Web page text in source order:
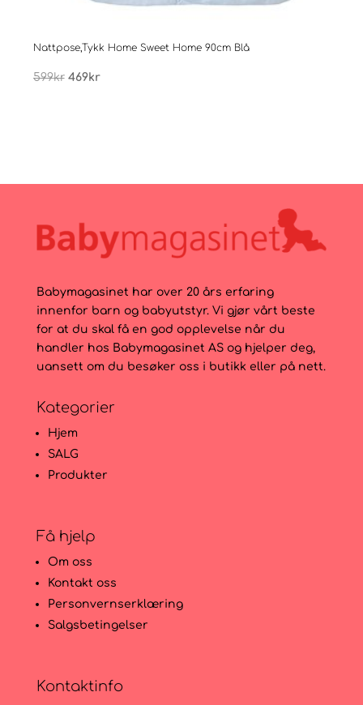
Nattpose,Tykk Home Sweet Home 90cm Blå
599kr Opprinnelig
469krNåværende
Babymagasinet har over 20 års erfaring
innenfor barn og babyutstyr. Vi gjør vårt beste
for at du skal få en god opplevelse når du
handler hos Babymagasinet AS og hjelper deg,
uansett om du besøker oss i butikk eller på nett.
Kategorier
Hjem
SALG
Produkter
Få hjelp
Om oss
Kontakt oss
Personvernserklæring
Salgsbetingelser
Kontaktinfo